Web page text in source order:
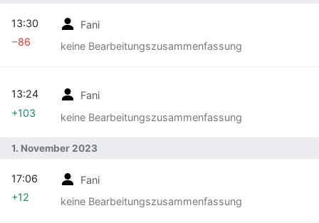
Fani
keine Bearbeitungszusammenfassung
13:30
−86
Fani
keine Bearbeitungszusammenfassung
13:24
+103
1. November 2023
Fani
keine Bearbeitungszusammenfassung
17:06
+12